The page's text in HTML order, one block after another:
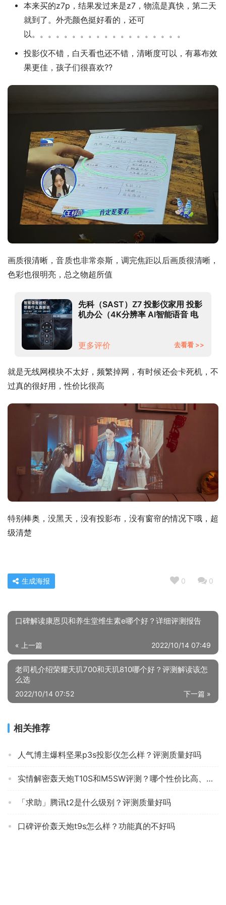
本来买的z7p，结果发过来是z7，物流是真快，第二天
就到了。外壳颜色挺好看的，还可
以。。。。。。。。。。。。。。。。。。。
投影仪不错，白天看也还不错，清晰度可以，有幕布效
果更佳，孩子们很喜欢??
画质很清晰，音质也非常奈斯，调完焦距以后画质很清晰，
色彩也很明亮，总之物超所值
先科（SAST）Z7 投影仪家用 投影
机办公（4K分辨率 AI智能语音 电
更多评价
去看看 >>
就是无线网模块不太好，频繁掉网，有时候还会卡死机，不
过真的很好用，性价比很高
特别棒奥，没黑天，没有投影布，没有窗帘的情况下哦，超
级清楚
0 0
生成海报
口碑解读康恩贝和养生堂维生素e哪个好？详细评测报告
« 上一篇 2022/10/14 07:49
老司机介绍荣耀天玑700和天玑810哪个好？评测解读该怎
么选
下一篇 »
2022/10/14 07:52
相关推荐
人气博主爆料坚果p3s投影仪怎么样？评测质量好吗
实情解密轰天炮T10S和M5SW评测？哪个性价比高、质量更好
「求助」腾讯t2是什么级别？评测质量好吗
口碑评价轰天炮t9s怎么样？功能真的不好吗